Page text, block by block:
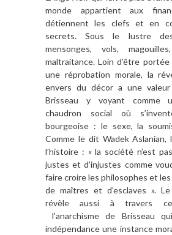
monde appartient aux
détiennent les clefs et en
secrets. Sous le lustre des
mensonges, vols,
maltraitance. Loin d’être
une réprobation morale, la
envers du décor a une valeur
Brisseau y voyant comme
chaudron social où
bourgeoise : le sexe, la
Comme le dit Wadek Aslanian,
l’histoire : « la société n’est
justes et d’injustes comme
faire croire les philosophes et les
de maîtres et d’esclaves ».
révèle aussi à travers ce
l’anarchisme de Brisseau
indépendance une instance